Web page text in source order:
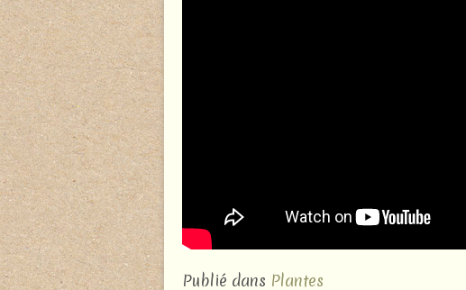
Publié dans Plantes